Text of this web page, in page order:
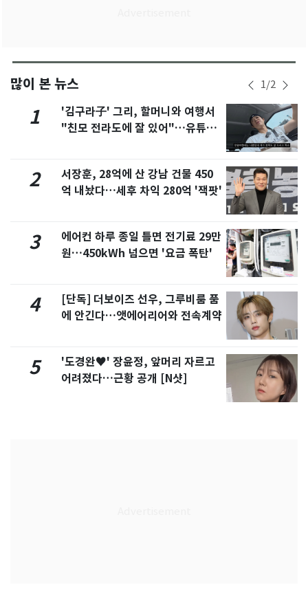
많이 본 뉴스 1/2
1
'김구라子' 그리, 할머니와 여행서
"친모 전라도에 잘 있어"…유튜브
2
서장훈, 28억에 산 강남 건물 450
억 내놨다…세후 차익 280억 '잭팟'
3
에어컨 하루 종일 틀면 전기료 29만
원…450kWh 넘으면 '요금 폭탄'
4
[단독] 더보이즈 선우, 그루비룸 품
에 안긴다…앳에어리어와 전속계약
5
'도경완♥' 장윤정, 앞머리 자르고
어려졌다…근황 공개 [N샷]